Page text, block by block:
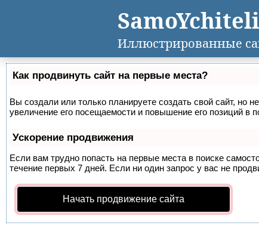
Как продвинуть сайт на первые места?
Вы создали или только планируете создать свой сайт, но
увеличение его посещаемости и повышение его позиций в
Ускорение продвижения
Если вам трудно попасть на первые места в поиске
течение первых 7 дней. Если ни один запрос у вас не
Начать продвижение сайта
Иллюстрированные